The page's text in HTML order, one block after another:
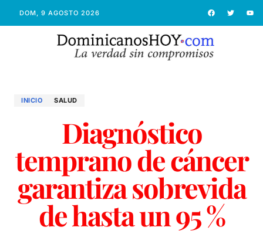
DOM, 9 AGOSTO 2026
INICIO SALUD
Diagnóstico
temprano de cáncer
garantiza sobrevida
de hasta un 95 %